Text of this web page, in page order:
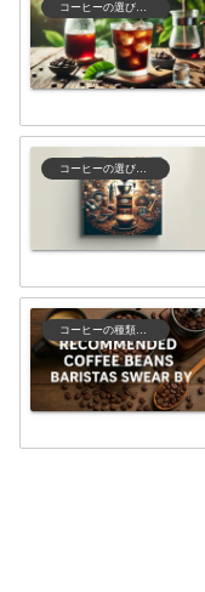
コーヒーの選び方と保存
コーヒーの選び方と保存
コーヒーの種類と特徴